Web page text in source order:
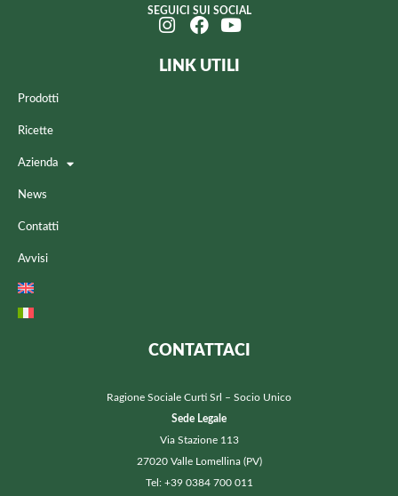
SEGUICI SUI SOCIAL
LINK UTILI
Prodotti
Ricette
Azienda
News
Contatti
Avvisi
CONTATTACI
Ragione Sociale Curti Srl – Socio Unico
Sede Legale
Via Stazione 113
27020 Valle Lomellina (PV)
Tel: +39 0384 700 011